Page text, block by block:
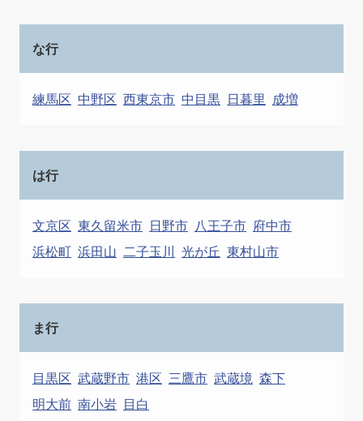
な行
練馬区 中野区 西東京市 中目黒 日暮里 成増
は行
文京区 東久留米市 日野市 八王子市 府中市
浜松町 浜田山 二子玉川 光が丘 東村山市
ま行
目黒区 武蔵野市 港区 三鷹市 武蔵境 森下
明大前 南小岩 目白